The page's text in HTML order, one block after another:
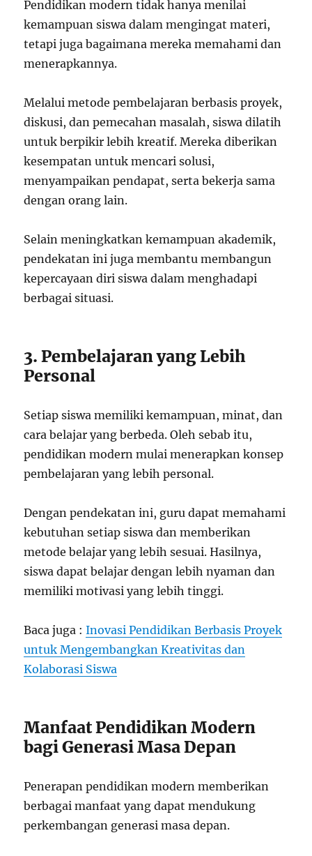
Pendidikan modern tidak hanya menilai
kemampuan siswa dalam mengingat materi,
tetapi juga bagaimana mereka memahami dan
menerapkannya.
Melalui metode pembelajaran berbasis proyek,
diskusi, dan pemecahan masalah, siswa dilatih
untuk berpikir lebih kreatif. Mereka diberikan
kesempatan untuk mencari solusi,
menyampaikan pendapat, serta bekerja sama
dengan orang lain.
Selain meningkatkan kemampuan akademik,
pendekatan ini juga membantu membangun
kepercayaan diri siswa dalam menghadapi
berbagai situasi.
3. Pembelajaran yang Lebih
Personal
Setiap siswa memiliki kemampuan, minat, dan
cara belajar yang berbeda. Oleh sebab itu,
pendidikan modern mulai menerapkan konsep
pembelajaran yang lebih personal.
Dengan pendekatan ini, guru dapat memahami
kebutuhan setiap siswa dan memberikan
metode belajar yang lebih sesuai. Hasilnya,
siswa dapat belajar dengan lebih nyaman dan
memiliki motivasi yang lebih tinggi.
Baca juga :Inovasi Pendidikan Berbasis Proyek
untuk Mengembangkan Kreativitas dan
Kolaborasi Siswa
Manfaat Pendidikan Modern
bagi Generasi Masa Depan
Penerapan pendidikan modern memberikan
berbagai manfaat yang dapat mendukung
perkembangan generasi masa depan.